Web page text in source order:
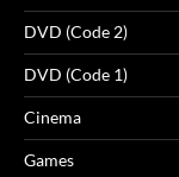
DVD (Code 2)
DVD (Code 1)
Cinema
Games